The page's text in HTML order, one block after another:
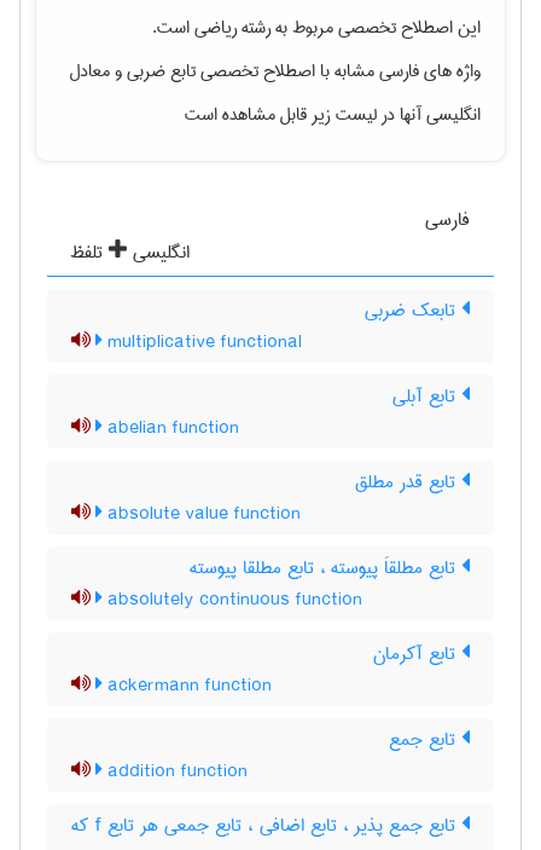
این اصطلاح تخصصی مربوط به رشتهرياضیاست.
واژه های فارسی مشابه با اصطلاح تخصصیتابع ضربیو معادل
انگلیسی آنها در لیست زیر قابل مشاهده است
فارسی
انگلیسی
تلفظ
تابعک ضربی
multiplicative functional
تابع آبلی
abelian function
تابع قدر مطلق
absolute value function
تابع مطلقاَ پیوسته ، تابع مطلقا پیوسته
absolutely continuous function
تابع آکرمان
ackermann function
تابع جمع
addition function
تابع جمع پذیر ، تابع اضافی ، تابع جمعی هر تابع f که